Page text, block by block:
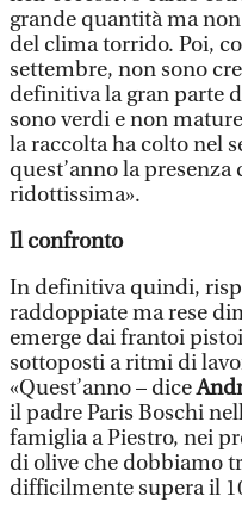
grande quantità ma
del clima torrido. Poi,
settembre, non sono
definitiva la gran parte
sono verdi e non
la raccolta ha colto nel
quest’anno la presenza
ridottissima».
Il confronto
In definitiva quindi,
raddoppiate ma rese
emerge dai frantoi
sottoposti a ritmi di
«Quest’anno – dice
il padre Paris Boschi
famiglia a Piestro, nei
di olive che dobbiamo
difficilmente supera il